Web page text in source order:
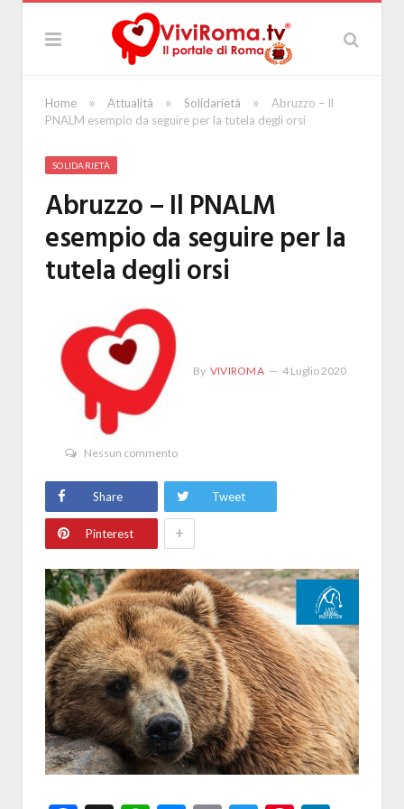
Home » Attualità » Solidarietà »
Abruzzo – Il
PNALM esempio da seguire per la tutela degli orsi
SOLIDARIETÀ
Abruzzo – Il PNALM
esempio da seguire per la
tutela degli orsi
By VIVIROMA 4 Luglio 2020
Nessun commento
Share Tweet
Pinterest +